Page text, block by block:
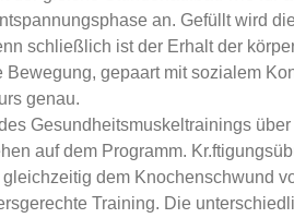
an. Gefüllt wird
schließlich ist der Erhalt der
gepaart mit sozialem
genau.
Gesundheitsmuskeltrainings
auf dem Programm.
dem Knochenschwund
Training. Die